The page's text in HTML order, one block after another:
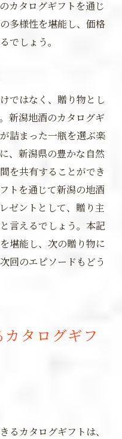
カタログギフトを通じ
多様性を堪能し、価格
でしょう。
ではなく、贈り物とし
新潟地酒のカタログギ
詰まった一瓶を選ぶ楽
、新潟県の豊かな自然
を共有することができ
トを通じて新潟の地酒
ゼントとして、贈り主
言えるでしょう。本記
堪能し、次の贈り物に
回のエピソードもどう
タログギフ
るカタログギフトは、